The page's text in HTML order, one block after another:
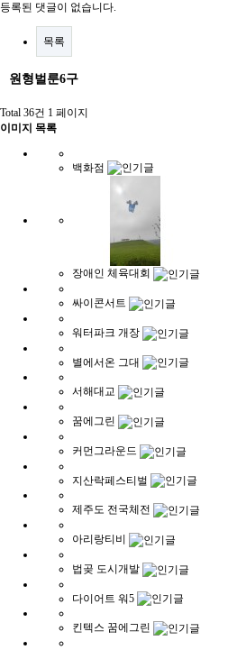
등록된 댓글이 없습니다.
목록
원형벌룬6구
Total 36건 1 페이지
이미지 목록
백화점
장애인 체육대회
싸이콘서트
워터파크 개장
별에서온 그대
서해대교
꿈에그린
커먼그라운드
지산락페스티벌
제주도 전국체전
아리랑티비
법곶 도시개발
다이어트 워5
킨텍스 꿈에그린